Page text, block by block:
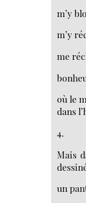
m’y
m’y
me
où le
dans
4.
Mais
un